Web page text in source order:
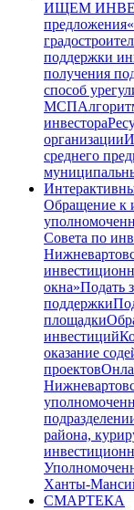
ИЩЕМ
предложения
поддержки
получения
способ
МСП
инвестора
организации
среднего
Обращение к
Совета по
окна»Подать
поддержки
площадки
инвестиций
оказание
проектов
района,
Ханты-
СМАРТЕКА